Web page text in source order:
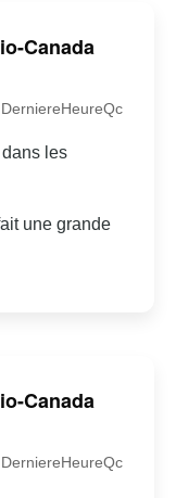
Canada
les
une grande
Canada